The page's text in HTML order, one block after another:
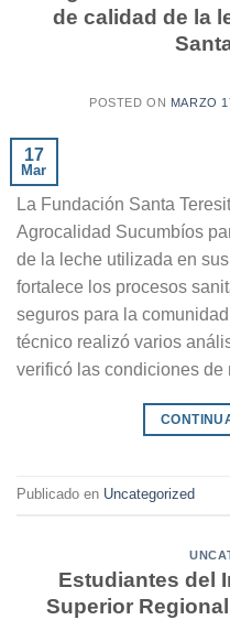
de calidad de la
POSTED ON MARZO
17
Mar
La Fundación Santa
Agrocalidad Sucumbíos
de la leche utilizada en
fortalece los procesos
seguros para la
técnico realizó varios
verificó las condiciones
Publicado en Uncategorized
Estudiantes del
Superior